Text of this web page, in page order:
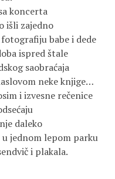
koncerta
išli zajedno
babe i dede
ispred štale
saobraćaja
neke knjige…
i izvesne rečenice
daleko
u jednom lepom parku
i plakala.